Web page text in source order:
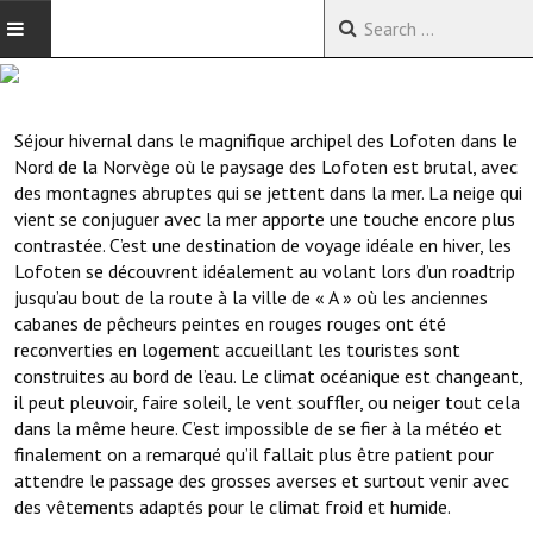
ACCUEIL
VOYAGES EN CHINE
VOYAGES EN ASIE
VOYAGES DANS LE MONDE
Séjour hivernal dans le magnifique archipel des Lofoten dans le
Nord de la Norvège où le paysage des Lofoten est brutal, avec
des montagnes abruptes qui se jettent dans la mer. La neige qui
vient se conjuguer avec la mer apporte une touche encore plus
contrastée. C’est une destination de voyage idéale en hiver, les
Lofoten se découvrent idéalement au volant lors d’un roadtrip
jusqu’au bout de la route à la ville de « A » où les anciennes
cabanes de pêcheurs peintes en rouges rouges ont été
reconverties en logement accueillant les touristes sont
construites au bord de l’eau. Le climat océanique est changeant,
il peut pleuvoir, faire soleil, le vent souffler, ou neiger tout cela
dans la même heure. C’est impossible de se fier à la météo et
finalement on a remarqué qu’il fallait plus être patient pour
attendre le passage des grosses averses et surtout venir avec
des vêtements adaptés pour le climat froid et humide.